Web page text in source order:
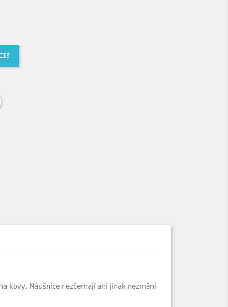
kovy. Náušnice nezčernají ani jinak nezmění